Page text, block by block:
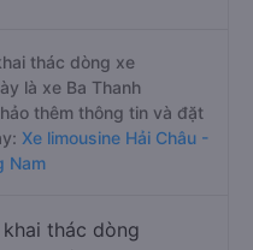
thác dòng xe
là xe Ba Thanh
thêm thông tin và đặt
Xe limousine Hải Châu -
Nam
thác dòng